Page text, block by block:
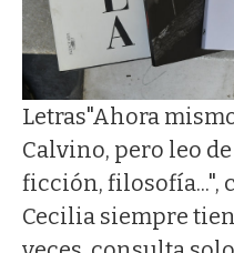
Letras"Ahora
Calvino, pero leo
ficción, filosofía...",
Cecilia siempre